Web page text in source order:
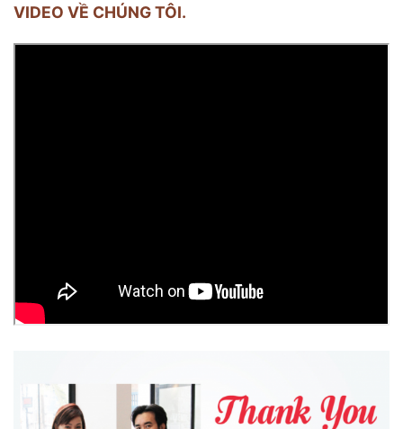
VIDEO VỀ CHÚNG TÔI.